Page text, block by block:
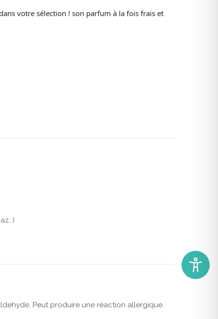
votre sélection ! son parfum à la fois frais et
Peut produire une réaction allergique.